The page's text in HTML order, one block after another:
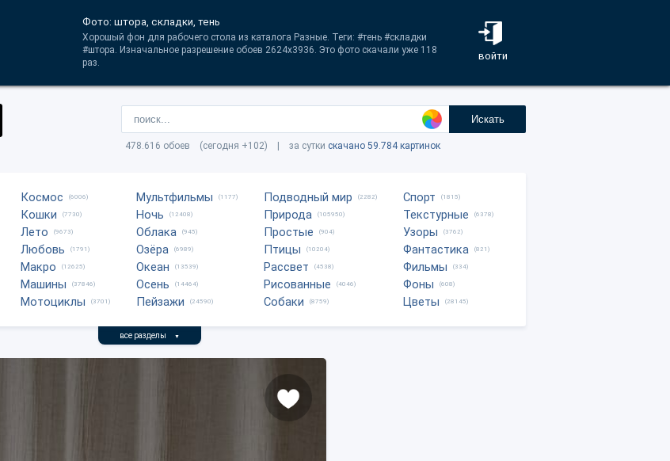
войти
Фото: штора, складки, тень
Хорошый фон для рабочего стола из каталога Разные. Теги: #тень #складки
#штора. Изначальное разрешение обоев 2624x3936. Это фото скачали уже 118
раз.
Искать
478.616 обоев (сегодня +102) | за сутки скачано 59.784 картинок
Космос (6006)
Кошки (7730)
Лето (9673)
Любовь (1791)
Макро (12625)
Машины (37846)
Мотоциклы (3701)
Мультфильмы (1177)
Ночь (12408)
Облака (945)
Озёра (6989)
Океан (13539)
Осень (14464)
Пейзажи (24590)
Подводный мир (2282)
Природа (105950)
Простые (904)
Птицы (10204)
Рассвет (4538)
Рисованные (4046)
Собаки (8759)
Спорт (1815)
Текстурные (6378)
Узоры (3762)
Фантастика (821)
Фильмы (334)
Фоны (608)
Цветы (28145)
все разделы ▼